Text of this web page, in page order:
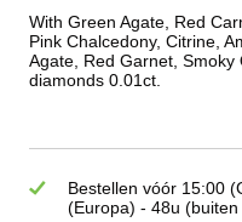
With Green Agate, Red
Pink Chalcedony, Citrine,
Agate, Red Garnet,
diamonds 0.01ct.
Bestellen vóór 15:00
(Europa) - 48u (buiten